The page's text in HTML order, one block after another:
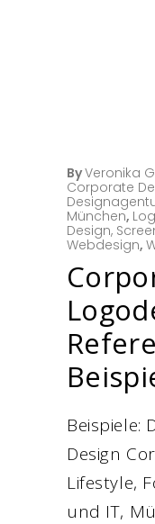
ByVeronika
Corporate
München,
Design,
Webdesign,
Beispiele:
Design
Lifestyle,
und IT,